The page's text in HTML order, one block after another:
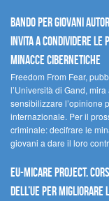
Bando per giovani
invita a condividere
minacce cibernetiche
Freedom From Fear,
l’Università di Gand,
sensibilizzare l’opinione
internazionale. Per il
criminale: decifrare le
giovani a dare il loro
EU-MiCare Project.
dell’UE per